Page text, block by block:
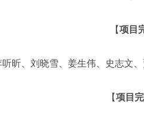
【项目
听昕、刘晓雪、姜生伟、史志文
【项目